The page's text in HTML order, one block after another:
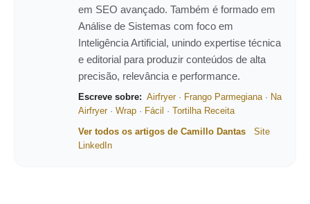
em SEO avançado. Também é formado em
Análise de Sistemas com foco em
Inteligência Artificial, unindo expertise técnica
e editorial para produzir conteúdos de alta
precisão, relevância e performance.
Escreve sobre: Airfryer· Frango Parmegiana· Na
Airfryer· Wrap · Fácil · Tortilha Receita
Ver todos os artigos de Camillo Dantas
Site
LinkedIn